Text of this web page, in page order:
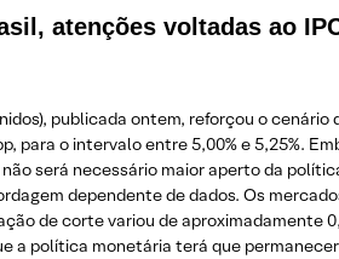
atenções voltadas ao
publicada ontem, reforçou o cenário
para o intervalo entre 5,00% e 5,25%.
será necessário maior aperto da
dependente de dados. Os
de corte variou de aproximadamente
a política monetária terá que